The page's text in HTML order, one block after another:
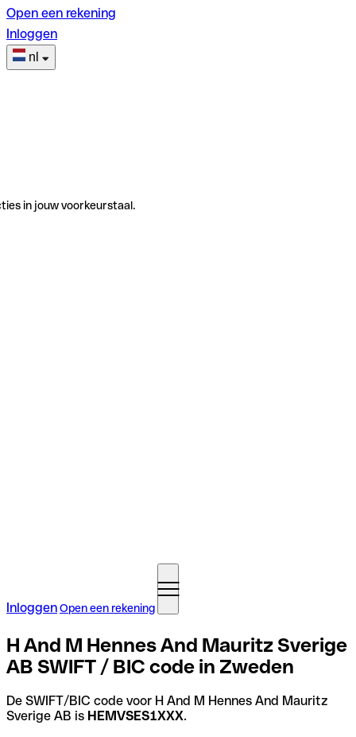
Open een rekening
Inloggen
nl
in jouw voorkeurstaal.
InloggenOpen een rekening
H And M Hennes And Mauritz Sverige
AB SWIFT / BIC code in Zweden
De SWIFT/BIC code voor H And M Hennes And Mauritz
Sverige AB is HEMVSES1XXX.